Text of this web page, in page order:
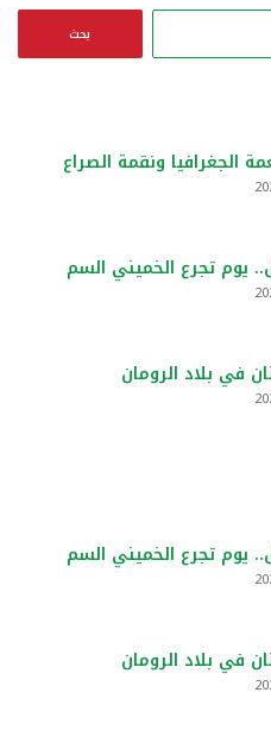
ن
الجغرافيا ونقمة الصراع
يوم تجرع الخميني السم
في بلاد الرومان
يوم تجرع الخميني السم
في بلاد الرومان